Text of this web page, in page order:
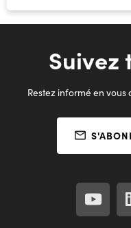
Suivez
Restez informé en vous